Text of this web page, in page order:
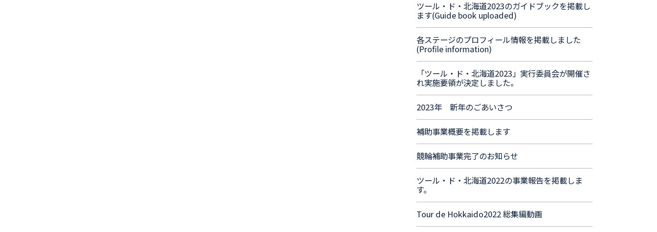
ツール・ド・北海道2023のガイドブックを掲載し
ます(Guide book uploaded)
各ステージのプロフィール情報を掲載しました
(Profile information)
「ツール・ド・北海道2023」実行委員会が開催さ
れ実施要領が決定しました。
2023年 新年のごあいさつ
補助事業概要を掲載します
競輪補助事業完了のお知らせ
ツール・ド・北海道2022の事業報告を掲載しま
す。
Tour de Hokkaido2022 総集編動画